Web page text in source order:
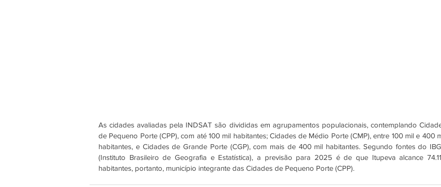
As cidades avaliadas pela INDSAT são divididas em agrupamentos populacionais, contemplando
de Pequeno Porte (CPP), com até 100 mil habitantes; Cidades de Médio Porte (CMP), entre 100 mil e 400
habitantes, e Cidades de Grande Porte (CGP), com mais de 400 mil habitantes. Segundo fontes do
(Instituto Brasileiro de Geografia e Estatística), a previsão para 2025 é de que Itupeva alcance
habitantes, portanto, município integrante das Cidades de Pequeno Porte (CPP).